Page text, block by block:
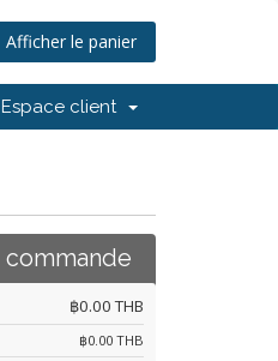
Afficher le panier
Espace client
commande
฿0.00 THB
฿0.00 THB